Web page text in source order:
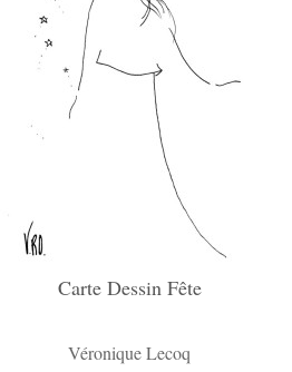
Carte Dessin Fête
Véronique Lecoq